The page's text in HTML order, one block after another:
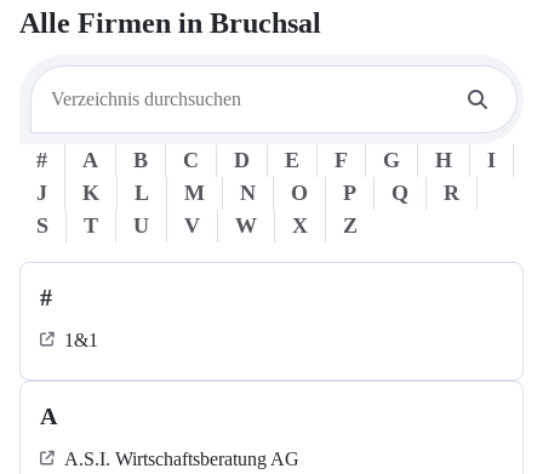
Alle Firmen in Bruchsal
# A B C D E F G H
I
J
K L M N O P Q
R
S
T U V W X Z
#
1&1
A
A.S.I. Wirtschaftsberatung AG